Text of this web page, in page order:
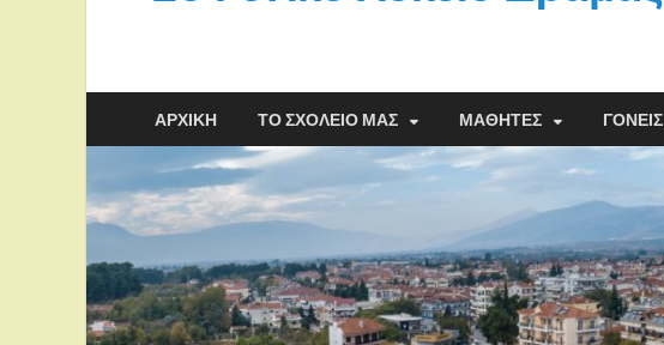
ΑΡΧΙΚΉ ΤΟ ΣΧΟΛΕΊΟ ΜΑΣ ΜΑΘΗΤΈΣ ΓΟΝΕΊΣ